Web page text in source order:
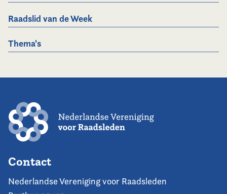
Raadslid van de Week
Thema's
Contact
Nederlandse Vereniging voor Raadsleden